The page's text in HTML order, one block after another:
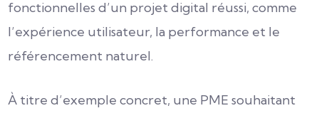
fonctionnelles d’un projet digital réussi, comme
l’expérience utilisateur, la performance et le
référencement naturel.
À titre d’exemple concret, une PME souhaitant